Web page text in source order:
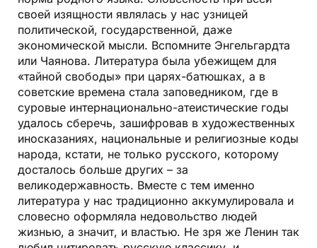
своей изящности являлась у нас узницей
политической, государственной, даже
экономической мысли. Вспомните Энгельгардта
или Чаянова. Литература была убежищем для
«тайной свободы» при царях-батюшках, а в
советские времена стала заповедником, где в
суровые интернационально-атеистические годы
удалось сберечь, зашифровав в художественных
иносказаниях, национальные и религиозные коды
народа, кстати, не только русского, которому
досталось больше других – за
великодержавность. Вместе с тем именно
литература у нас традиционно аккумулировала и
словесно оформляла недовольство людей
жизнью, а значит, и властью. Не зря же Ленин так